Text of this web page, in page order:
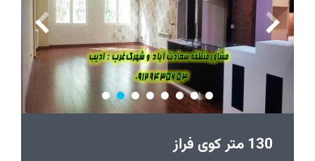
130 متر کوی فراز